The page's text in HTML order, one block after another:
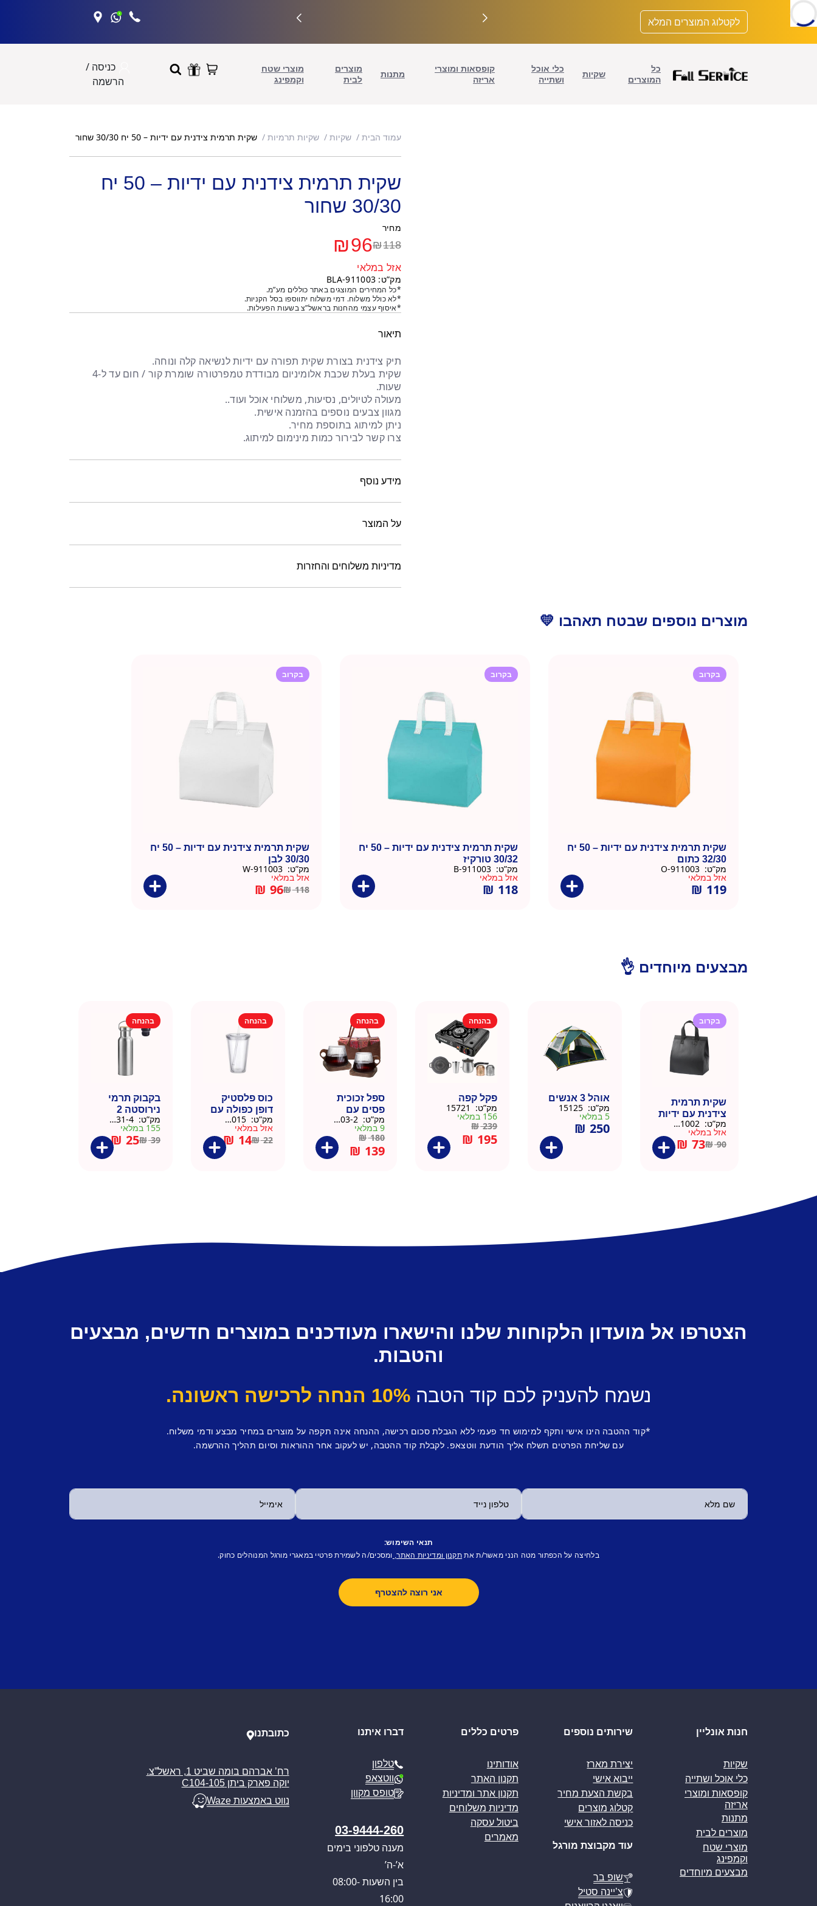
לקטלוג המוצרים המלא
כל
המוצרים
שקיות
כלי אוכל
ושתייה
קופסאות ומוצרי
אריזה
מתנות
מוצרים
לבית
מוצרי שטח
וקמפינג
כניסה /
הרשמה
עמוד הבית שקיות שקיות תרמיות שקית תרמית צידנית עם ידיות – 50 יח 30/30 שחור
שקית תרמית צידנית עם ידיות – 50 יח
30/30 שחור
מחיר
₪118
המחיר
המקורי
היה:
₪96
המחיר
הנוכחי
הוא:
אזל במלאי
מק”ט: 911003-BLA
*כל המחירים המוצגים באתר כוללים מע”מ.
*לא כולל משלוח. דמי משלוח יתווספו בסל הקניות.
*איסוף עצמי מהחנות בראשל”צ בשעות הפעילות.
תיאור
תיק צידנית בצורת שקית תפורה עם ידיות לנשיאה קלה ונוחה.
שקית בעלת שכבת אלומיניום מבודדת טמפרטורה שומרת קור / חום עד ל-4
שעות.
מעולה לטיולים, נסיעות, משלוחי אוכל ועוד..
מגוון צבעים נוספים בהזמנה אישית.
ניתן למיתוג בתוספת מחיר.
צרו קשר לבירור כמות מינימום למיתוג.
מידע נוסף
על המוצר
מדיניות משלוחים והחזרות
מוצרים נוספים שבטח תאהבו 💛
בקרוב
שקית תרמית צידנית עם ידיות – 50 יח
32/30 כתום
מק”ט:
אזל במלאי
₪ 119
בקרוב
שקית תרמית צידנית עם ידיות – 50 יח
30/32 טורקיז
מק”ט: 911003-B
אזל במלאי
₪ 118
בקרוב
שקית תרמית צידנית עם ידיות – 50 יח
30/30 לבן
מק”ט: 911003-W
אזל במלאי
₪118
₪ 96
מבצעים מיוחדים 👌
בקרוב
שקית תרמית
צידנית עם ידיות
– 50 יח 26/26
שחור
מק”ט:
אזל במלאי
₪90
₪ 73
אוהל 3 אנשים
מק”ט:
5 במלאי
₪ 250
בהנחה
פקל קפה
מק”ט:
156 במלאי
₪239
₪ 195
בהנחה
ספל זכוכית
פסים עם
תחתית וידית עץ
– מארז 2 יח
מק”ט:
9 במלאי
₪180
₪ 139
בהנחה
כוס פלסטיק
דופן כפולה עם
קשית
מק”ט: 9911015
אזל במלאי
₪22
₪ 14
בהנחה
בקבוק תרמי
נירוסטה 2
פקקים 500 מל
– כסוף קלאסי
מק”ט: 9901031-4
155 במלאי
₪39
₪ 25
הצטרפו אל מועדון הלקוחות שלנו והישארו מעודכנים במוצרים חדשים, מבצעים
והטבות.
נשמח להעניק לכם קוד הטבה 10% הנחה לרכישה ראשונה.
*קוד ההטבה הינו אישי ותקף למימוש חד פעמי ללא הגבלת סכום רכישה, ההנחה אינה תקפה על מוצרים במחיר מבצע ודמי משלוח.
עם שליחת הפרטים תשלח אליך הודעת ווטצאפ. לקבלת קוד ההטבה, יש לעקוב אחר ההוראות וסיום תהליך ההרשמה.
תנאי השימוש:
בלחיצה על הכפתור מטה הנני מאשר/ת את תקנון ומדיניות האתר, ומסכים/ה לשמירת פרטיי במאגרי מורגל המנוהלים כחוק.
חנות אונליין
שקיות
כלי אוכל ושתייה
קופסאות ומוצרי
אריזה
מתנות
מוצרים לבית
מוצרי שטח
וקמפינג
מבצעים מיוחדים
שירותים נוספים
יצירת מארז
ייבוא אישי
בקשת הצעת מחיר
קטלוג מוצרים
כניסה לאזור אישי
עוד מקבוצת מורגל
שופ בר
צ’יינה סטיל
פרטים כללים
אודותינו
תקנון האתר
תקנון אתר ומדיניות
מדיניות משלוחים
ביטול עסקה
מאמרים
דברו איתנו
טלפון
ווטצאפ
טופס מקוון
03-9444-260
מענה טלפוני בימים
א’-ה’
בין השעות 08:00-
16:00
כתובתנו
רח’ אברהם בומה שביט 1, ראשל”צ.
יוקה פארק ביתן C104-105
נווט באמצעות Waze